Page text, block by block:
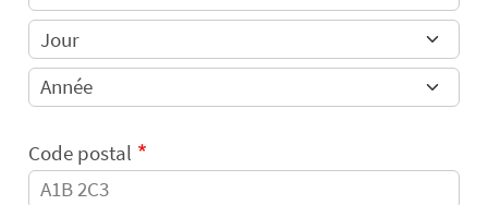
Code postal